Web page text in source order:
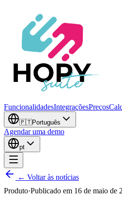
FuncionalidadesIntegraçõesPreços
🇵🇹Português
Agendar uma demo
pt
← Voltar às notícias
Produto·Publicado em 16 de maio de